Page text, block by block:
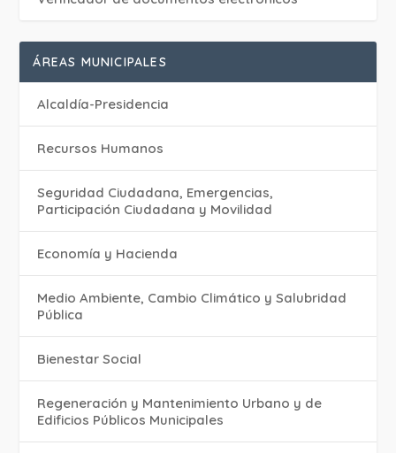
ÁREAS MUNICIPALES
Alcaldía-Presidencia
Recursos Humanos
Seguridad Ciudadana, Emergencias,
Participación Ciudadana y Movilidad
Economía y Hacienda
Medio Ambiente, Cambio Climático y Salubridad
Pública
Bienestar Social
Regeneración y Mantenimiento Urbano y de
Edificios Públicos Municipales